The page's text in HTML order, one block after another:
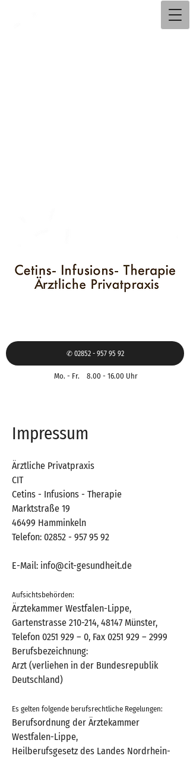
✆ 02852 - 957 95 92
Mo. - Fr. 8.00 - 16.00 Uhr
Impressum
Ärztliche Privatpraxis
CIT
Cetins - Infusions - Therapie
Marktstraße 19
46499 Hamminkeln
Telefon: 02852 - 957 95 92
E-Mail: info@cit-gesundheit.de
Aufsichtsbehörden:
Ärztekammer Westfalen-Lippe,
Gartenstrasse 210-214, 48147 Münster,
Telefon 0251 929 – 0, Fax 0251 929 – 2999
Berufsbezeichnung:
Arzt (verliehen in der Bundesrepublik
Deutschland)
Es gelten folgende berufsrechtliche Regelungen:
Berufsordnung der Ärztekammer
Westfalen-Lippe,
Heilberufsgesetz des Landes Nordrhein-